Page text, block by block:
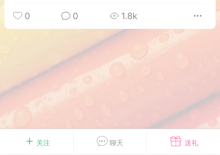
排行
VIP 7
29 21:24
网盘下载
Laptop Go 2 i5/8/128 – Windows
关注 聊天 送礼
0 0 1.8k